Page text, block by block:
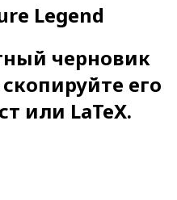
Legend
черновик
его
или LaTeX.